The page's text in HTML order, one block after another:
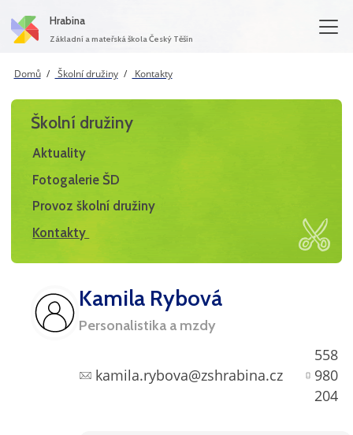
Hrabina
Základní a mateřská škola Český Těšín
Domů Školní družiny Kontakty
Školní družiny
Aktuality
Fotogalerie ŠD
Provoz školní družiny
Kontakty
Kamila Rybová
Personalistika a mzdy
kamila.rybova@zshrabina.cz
558
980
204